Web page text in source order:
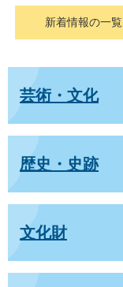
新着情報の一覧
芸術・文化
歴史・史跡
文化財